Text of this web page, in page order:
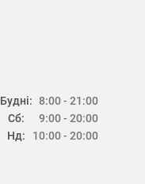
Будні:
Сб:
Нд:
8:00 - 21:00
9:00 - 20:00
10:00 - 20:00